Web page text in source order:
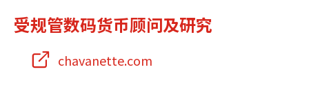
受规管数码货币顾问及研究
chavanette.com